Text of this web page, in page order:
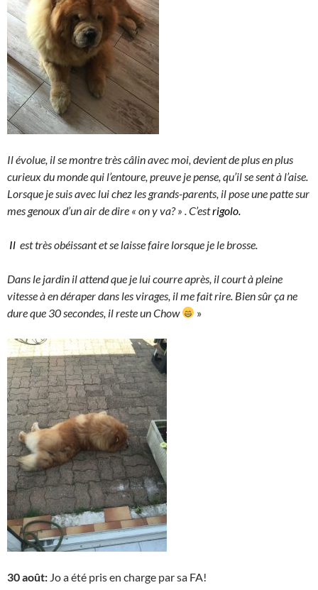
Il évolue, il se montre très câlin avec moi, devient de plus en plus
curieux du monde qui l’entoure, preuve je pense, qu’il se sent à l’aise.
Lorsque je suis avec lui chez les grands-parents, il pose une patte sur
mes genoux d’un air de dire « on y va? » . C’estrigolo.
Il est très obéissant et se laisse faire lorsque je le brosse.
Dans le jardin il attend que je lui courre après, il court à pleine
vitesse à en déraper dans les virages, il me fait rire. Bien sûr ça ne
dure que 30 secondes, il reste un Chow
»
30 août: Jo a été pris en charge par sa FA!